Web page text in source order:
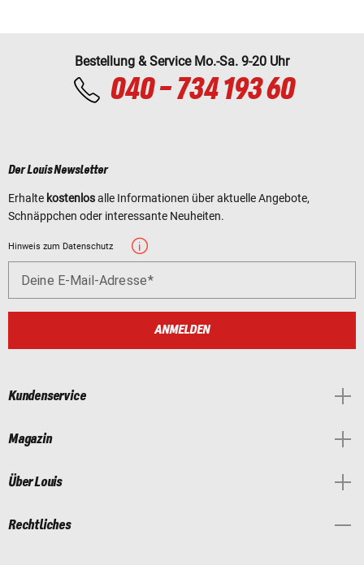
Bestellung & Service Mo.-Sa. 9-20 Uhr
040 - 734 193 60
Der Louis Newsletter
Erhalte kostenlosalle Informationen über aktuelle Angebote,
Schnäppchen oder interessante Neuheiten.
Hinweis zum Datenschutz
Deine E-Mail-Adresse
ANMELDEN
Kundenservice
Magazin
Über Louis
Rechtliches